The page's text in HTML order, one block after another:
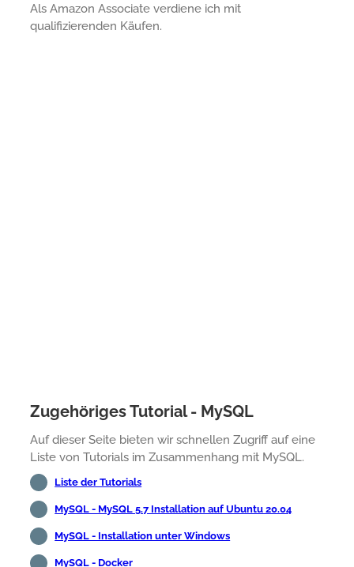
Als Amazon Associate verdiene ich mit
qualifizierenden Käufen.
Zugehöriges Tutorial - MySQL
Auf dieser Seite bieten wir schnellen Zugriff auf eine
Liste von Tutorials im Zusammenhang mit MySQL.
Liste der Tutorials
MySQL - MySQL 5.7 Installation auf Ubuntu 20.04
MySQL - Installation unter Windows
MySQL - Docker